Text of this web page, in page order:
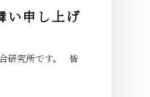
い申し上げ
研究所です。 皆